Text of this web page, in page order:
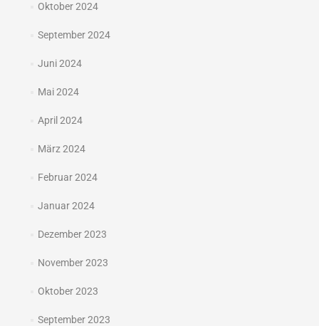
Oktober 2024
September 2024
Juni 2024
Mai 2024
April 2024
März 2024
Februar 2024
Januar 2024
Dezember 2023
November 2023
Oktober 2023
September 2023